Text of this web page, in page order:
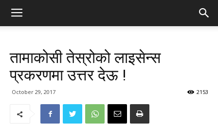
तामाकोसी तेस्रोको लाइसेन्स
प्रकरणमा उत्तर देऊ !
October 29, 2017 2153